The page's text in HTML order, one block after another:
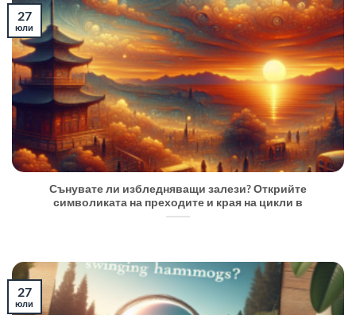
Сънувате ли избледняващи залези? Открийте
символиката на преходите и края на цикли в
27
юли
27
юли